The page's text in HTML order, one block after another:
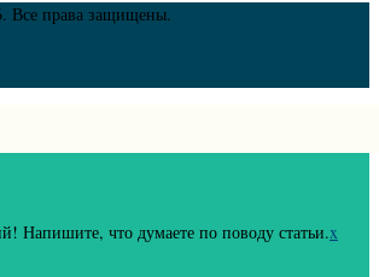
Все права защищены.
Напишите, что думаете по поводу статьи.x